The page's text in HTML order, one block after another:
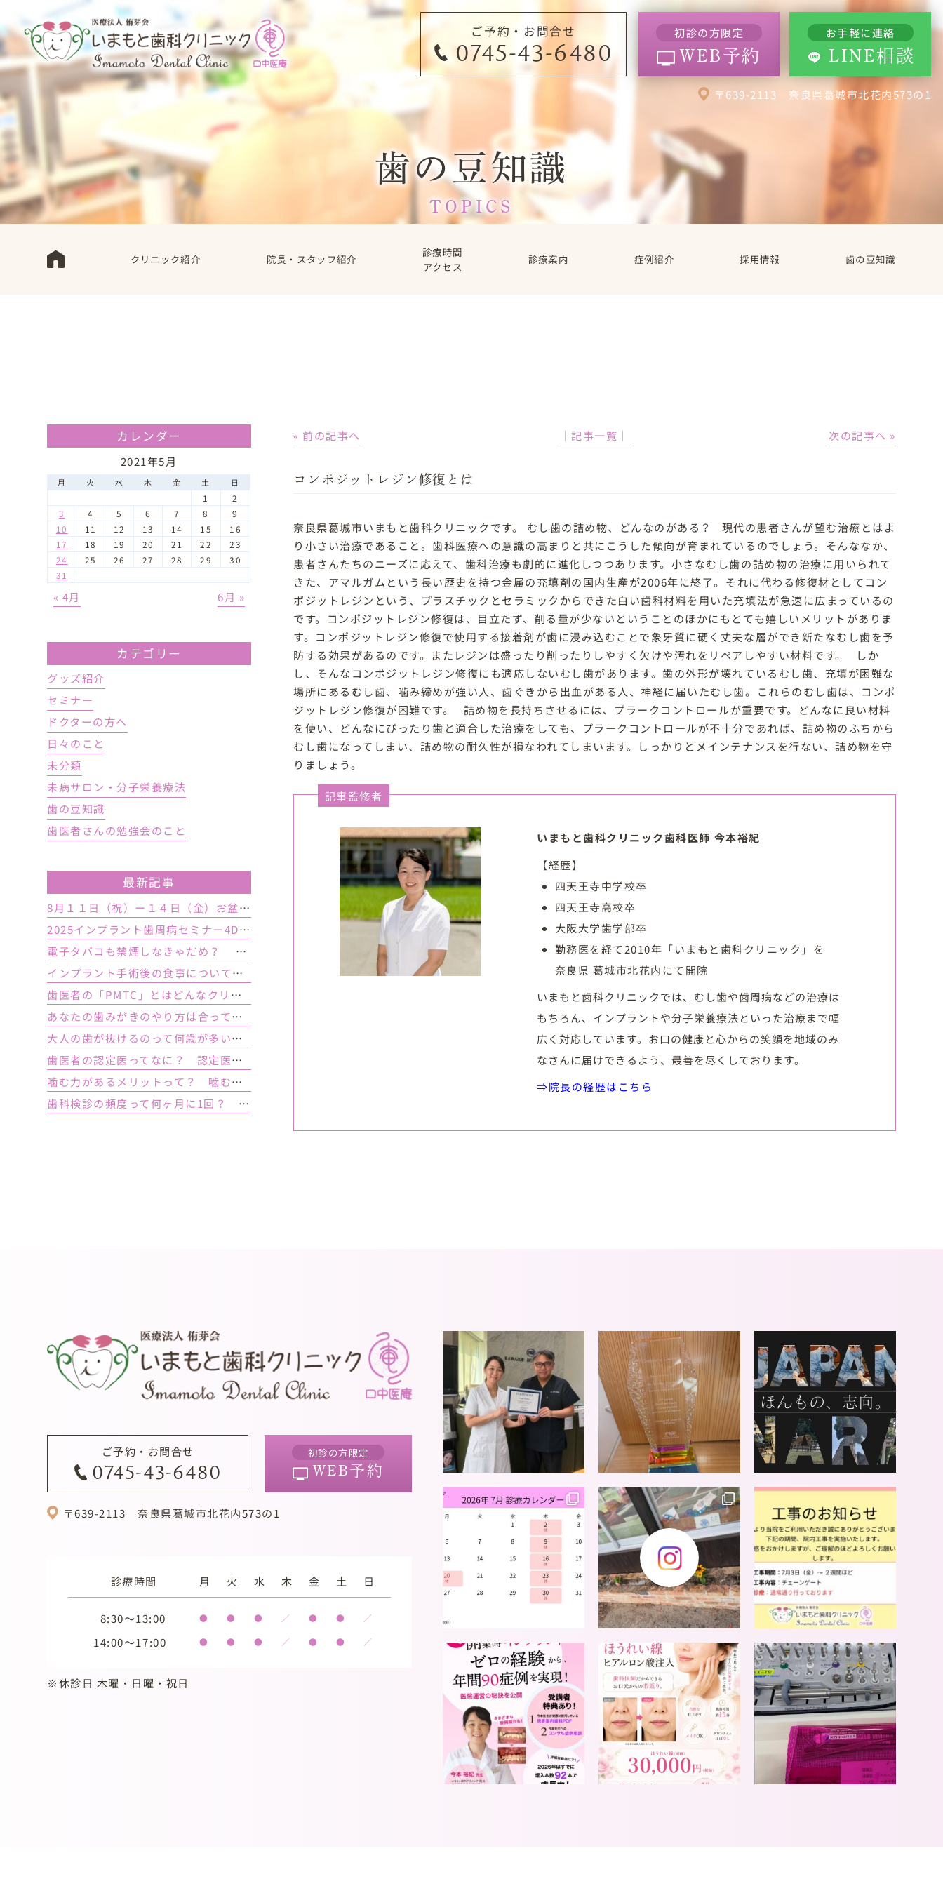
ご予約・お問合せ
0745-43-6480
初診の方限定
WEB予約
お手軽に連絡
LINE相談
〒639-2113 奈良県葛城市北花内573の1
歯の豆知識
TOPICS
クリニック紹介 院長・スタッフ紹介
診療時間
アクセス
診療案内 症例紹介 採用情報 歯の豆知識
« 前の記事へ │記事一覧│ 次の記事へ »
コンポジットレジン修復とは
奈良県葛城市いまもと歯科クリニックです。 むし歯の詰め物、どんなのがある？ 現代の患者さんが望む治療とはよ
り小さい治療であること。歯科医療への意識の高まりと共にこうした傾向が育まれているのでしょう。そんななか、
患者さんたちのニーズに応えて、歯科治療も劇的に進化しつつあります。小さなむし歯の詰め物の治療に用いられて
きた、アマルガムという長い歴史を持つ金属の充填剤の国内生産が2006年に終了。それに代わる修復材としてコン
ポジットレジンという、プラスチックとセラミックからできた白い歯科材料を用いた充填法が急速に広まっているの
です。コンポジットレジン修復は、目立たず、削る量が少ないということのほかにもとても嬉しいメリットがありま
す。コンポジットレジン修復で使用する接着剤が歯に浸み込むことで象牙質に硬く丈夫な層ができ新たなむし歯を予
防する効果があるのです。またレジンは盛ったり削ったりしやすく欠けや汚れをリペアしやすい材料です。 しか
し、そんなコンポジットレジン修復にも適応しないむし歯があります。歯の外形が壊れているむし歯、充填が困難な
場所にあるむし歯、噛み締めが強い人、歯ぐきから出血がある人、神経に届いたむし歯。これらのむし歯は、コンポ
ジットレジン修復が困難です。 詰め物を長持ちさせるには、プラークコントロールが重要です。どんなに良い材料
を使い、どんなにぴったり歯と適合した治療をしても、プラークコントロールが不十分であれば、詰め物のふちから
むし歯になってしまい、詰め物の耐久性が損なわれてしまいます。しっかりとメインテナンスを行ない、詰め物を守
りましょう。
記事監修者
いまもと歯科クリニック歯科医師 今本裕紀
【経歴】
四天王寺中学校卒
四天王寺高校卒
大阪大学歯学部卒
勤務医を経て2010年「いまもと歯科クリニック」を
奈良県 葛城市北花内にて開院
いまもと歯科クリニックでは、むし歯や歯周病などの治療は
もちろん、インプラントや分子栄養療法といった治療まで幅
広く対応しています。お口の健康と心からの笑顔を地域のみ
なさんに届けできるよう、最善を尽くしております。
⇒院長の経歴はこちら
カレンダー
2021年5月
月 火 水 木 金 土 日
1
2
3
4 5 6 7 8
9
10
11 12 13 14 15
16
17
18 19 20 21 22
23
24
25 26 27 28 29
30
31
« 4月 6月 »
カテゴリー
グッズ紹介
セミナー
ドクターの方へ
日々のこと
未分類
未病サロン・分子栄養療法
歯の豆知識
歯医者さんの勉強会のこと
最新記事
8月１１日（祝）ー１４日（金）お盆休み １５日土曜日から診療しております
2025インプラント歯周病セミナー4DAY行いました
電子タバコも禁煙しなきゃだめ？ インプラント手術前後の喫煙が及ぼす影響とは？
インプラント手術後の食事について｜ 当日の注意点・いつから普通の食事ができる？
歯医者の「PMTC」とはどんなクリーニング？スケーリングとは何が違うの？
あなたの歯みがきのやり方は合っている？ 正しい歯みがき方法と間違った方法
大人の歯が抜けるのって何歳が多い？ 平均年齢と原因について
歯医者の認定医ってなに？ 認定医やインストラクターの資格を持つ歯医者のメリット
噛む力があるメリットって？ 噛む力が弱いとどうなるの？
歯科検診の頻度って何ヶ月に1回？ 定期検診って何するの？
ご予約・お問合せ
0745-43-6480
初診の方限定
WEB予約
〒639-2113奈良県葛城市北花内573の1
診療時間 月 火 水 木 金 土 日
8:30～13:00 ● ● ● ／ ● ● ／
14:00～17:00 ● ● ● ／ ● ● ／
※休診日 木曜・日曜・祝日